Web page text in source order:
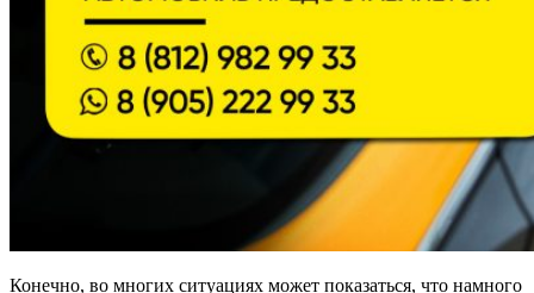
Конечно, во многих ситуациях может показаться, что намного